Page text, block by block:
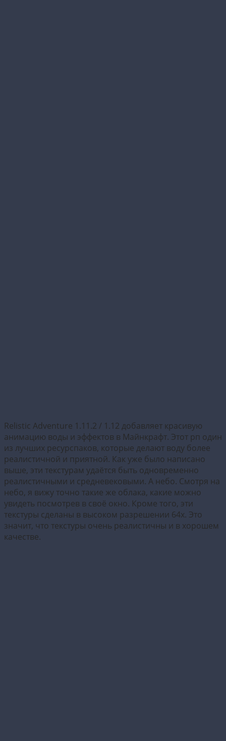
Relistic Adventure 1.11.2 / 1.12 добавляет красивую
анимацию воды и эффектов в Майнкрафт. Этот рп один
из лучших ресурспаков, которые делают воду более
реалистичной и приятной. Как уже было написано
выше, эти текстурам удаётся быть одновременно
реалистичными и средневековыми. А небо. Смотря на
небо, я вижу точно такие же облака, какие можно
увидеть посмотрев в своё окно. Кроме того, эти
текстуры сделаны в высоком разрешении 64x. Это
значит, что текстуры очень реалистичны и в хорошем
качестве.